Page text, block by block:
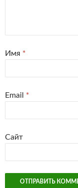
Имя *
Email *
Сайт